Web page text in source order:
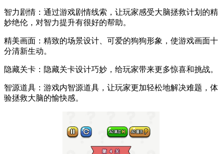
智力剧情：通过游戏剧情线索，让玩家感受大脑拯救计划的精
妙绝伦，对智力提升有很好的帮助。
精美画面：精致的场景设计、可爱的狗狗形象，使游戏画面十
分清新生动。
隐藏关卡：隐藏关卡设计巧妙，给玩家带来更多惊喜和挑战。
智源道具：游戏内智源道具，让玩家更加轻松地解决难题，体
验拯救大脑的愉快感。